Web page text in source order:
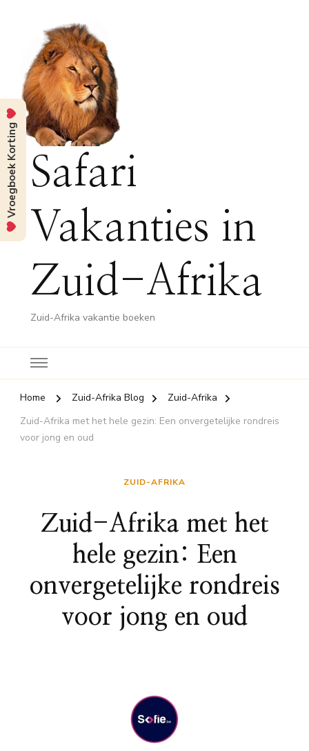
Safari
Vakanties in
Zuid-Afrika
Zuid-Afrika vakantie boeken
Home Zuid-Afrika Blog
Zuid-Afrika
Zuid-Afrika met het hele gezin: Een onvergetelijke rondreis
voor jong en oud
ZUID-AFRIKA
Zuid-Afrika met het
hele gezin: Een
onvergetelijke rondreis
voor jong en oud
Vroegboek Korting